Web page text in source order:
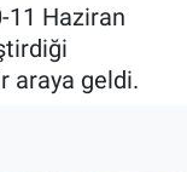
11 Haziran
araya geldi.